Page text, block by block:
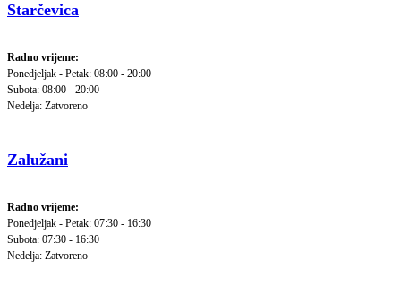
Starčevica
Radno vrijeme:
Ponedjeljak - Petak: 08:00 - 20:00
Subota: 08:00 - 20:00
Nedelja: Zatvoreno
Zalužani
Radno vrijeme:
Ponedjeljak - Petak: 07:30 - 16:30
Subota: 07:30 - 16:30
Nedelja: Zatvoreno